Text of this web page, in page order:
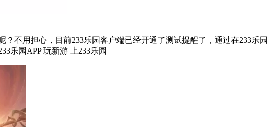
不用担心，目前233乐园客户端已经开通了测试提醒了，通过在233乐园
中搜索“奇迹赛车”，点击右边的【订阅】或者是【开测提醒】，订阅游戏就不会错过最先的下载机会了咯！ 233乐园APP 玩新游 上233乐园